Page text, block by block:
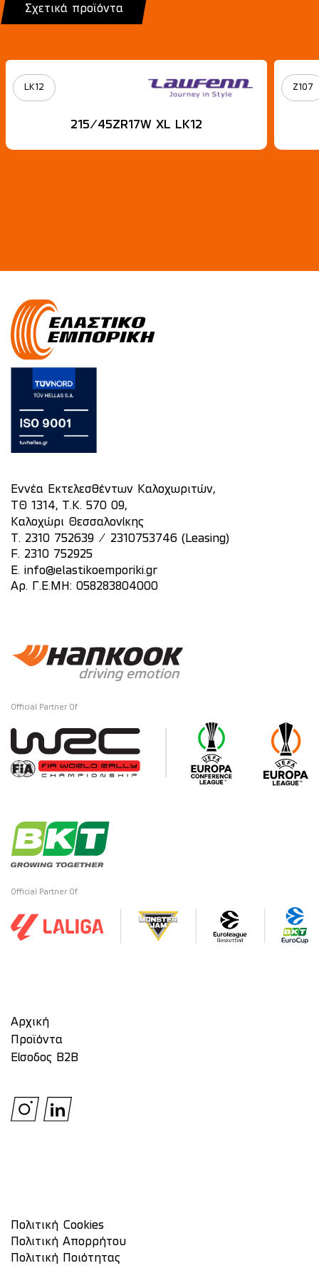
Σχετικά προϊόντα
LK12
215/45ZR17W XL LK12
Z107
Εννέα Εκτελεσθέντων Καλοχωριτών,
ΤΘ 1314, Τ.Κ. 570 09,
Καλοχώρι Θεσσαλονίκης
T. 2310 752639 /
2310753746 (Leasing)
F. 2310 752925
E.
info@elastikoemporiki.gr
Αρ. Γ.Ε.ΜΗ: 058283804000
Official Partner Of
Official Partner Of
Αρχική
Προϊόντα
Είσοδος Β2Β
Πολιτική Cookies
Πολιτική Απορρήτου
Πολιτική Ποιότητας